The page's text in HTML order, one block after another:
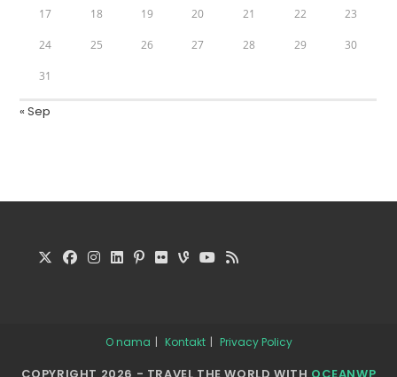
17 18 19 20 21 22 23
24 25 26 27 28 29 30
31
« Sep
O nama Kontakt Privacy Policy